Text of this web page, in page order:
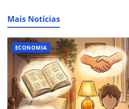
Mais Notícias
ECONOMIA